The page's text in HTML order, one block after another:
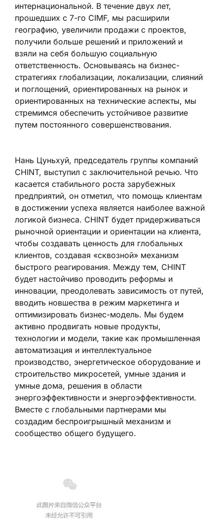
интернациональной. В течение двух лет,
прошедших с 7-го CIMF, мы расширили
географию, увеличили продажи с проектов,
получили больше решений и приложений и
взяли на себя большую социальную
ответственность. Основываясь на бизнес-
стратегиях глобализации, локализации, слияний
и поглощений, ориентированных на рынок и
ориентированных на технические аспекты, мы
стремимся обеспечить устойчивое развитие
путем постоянного совершенствования.
Нань Цуньхуй, председатель группы компаний
CHINT, выступил с заключительной речью. Что
касается стабильного роста зарубежных
предприятий, он отметил, что помощь клиентам
в достижении успеха является наиболее важной
логикой бизнеса. CHINT будет придерживаться
рыночной ориентации и ориентации на клиента,
чтобы создавать ценность для глобальных
клиентов, создавая «сквозной» механизм
быстрого реагирования. Между тем, CHINT
будет настойчиво проводить реформы и
инновации, преодолевать зависимость от путей,
вводить новшества в режим маркетинга и
оптимизировать бизнес-модель. Мы будем
активно продвигать новые продукты,
технологии и модели, такие как промышленная
автоматизация и интеллектуальное
производство, энергетическое оборудование и
строительство микросетей, умные здания и
умные дома, решения в области
энергоэффективности и энергоэффективности.
Вместе с глобальными партнерами мы
создадим беспроигрышный механизм и
сообщество общего будущего.